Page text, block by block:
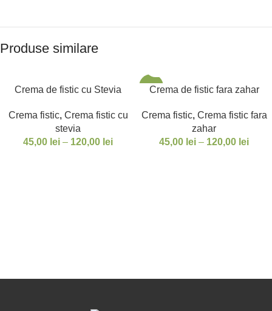
Produse similare
SOLD OUT
Crema de fistic cu Stevia
Crema fistic, Crema fistic cu
stevia
45,00 lei – 120,00 lei
-23%
Crema de fistic fara zahar
Crema fistic, Crema fistic fara
zahar
45,00 lei – 120,00 lei